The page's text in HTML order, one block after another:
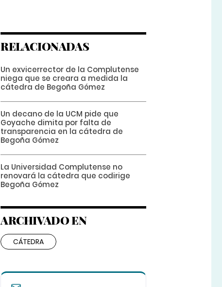
RELACIONADAS
Un exvicerrector de la Complutense
niega que se creara a medida la
cátedra de Begoña Gómez
Un decano de la UCM pide que
Goyache dimita por falta de
transparencia en la cátedra de
Begoña Gómez
La Universidad Complutense no
renovará la cátedra que codirige
Begoña Gómez
ARCHIVADO EN
CÁTEDRA